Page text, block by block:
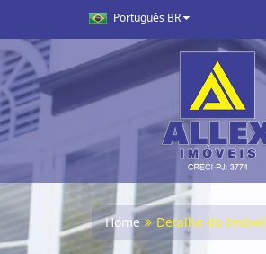
Português BR
Home Detalhe do Imóvel